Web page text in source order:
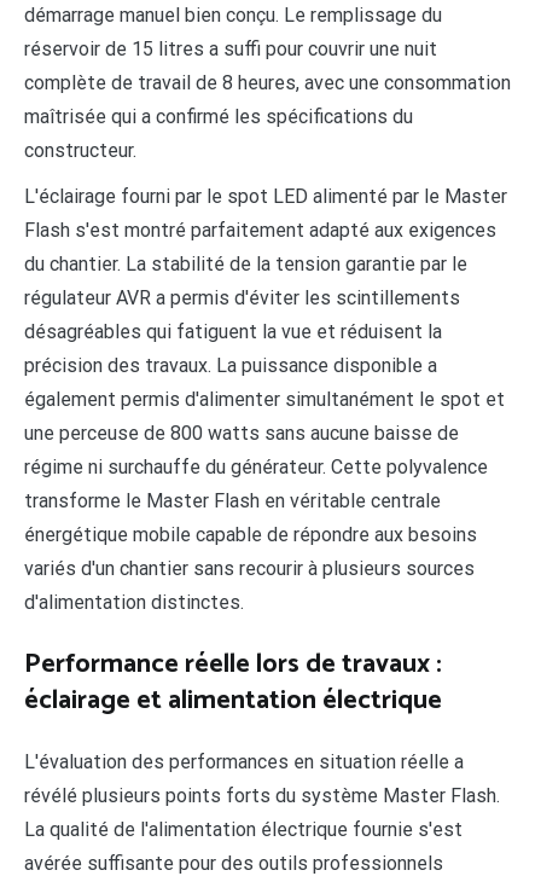
démarrage manuel bien conçu. Le remplissage du
réservoir de 15 litres a suffi pour couvrir une nuit
complète de travail de 8 heures, avec une consommation
maîtrisée qui a confirmé les spécifications du
constructeur.
L'éclairage fourni par le spot LED alimenté par le Master
Flash s'est montré parfaitement adapté aux exigences
du chantier. La stabilité de la tension garantie par le
régulateur AVR a permis d'éviter les scintillements
désagréables qui fatiguent la vue et réduisent la
précision des travaux. La puissance disponible a
également permis d'alimenter simultanément le spot et
une perceuse de 800 watts sans aucune baisse de
régime ni surchauffe du générateur. Cette polyvalence
transforme le Master Flash en véritable centrale
énergétique mobile capable de répondre aux besoins
variés d'un chantier sans recourir à plusieurs sources
d'alimentation distinctes.
Performance réelle lors de travaux :
éclairage et alimentation électrique
L'évaluation des performances en situation réelle a
révélé plusieurs points forts du système Master Flash.
La qualité de l'alimentation électrique fournie s'est
avérée suffisante pour des outils professionnels